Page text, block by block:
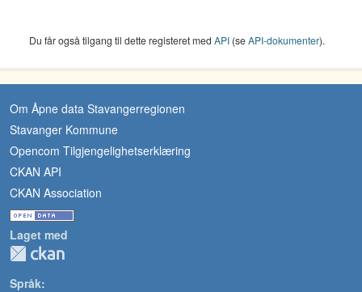
Du får også tilgang til dette registeret med API (seAPI-dokumenter).
Om Åpne data Stavangerregionen
Stavanger Kommune
Opencom Tilgjengelighetserklæring
CKAN API
CKAN Association
Laget med
Språk